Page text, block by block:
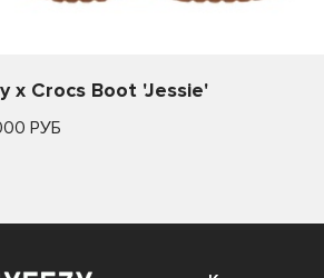
x Crocs Boot 'Jessie'
РУБ